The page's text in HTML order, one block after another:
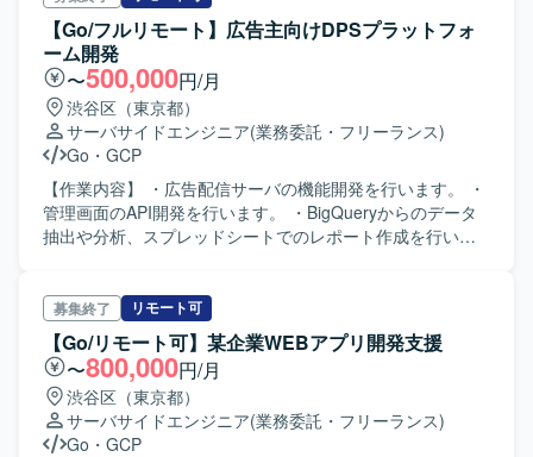
【Go/フルリモート】広告主向けDPSプラットフォ
ーム開発
〜500,000円/月
渋谷区（東京都）
サーバサイドエンジニア(業務委託・フリーランス)
Go ・ GCP
【作業内容】 ・広告配信サーバの機能開発を行います。 ・
管理画面のAPI開発を行います。 ・BigQueryからのデータ
抽出や分析、スプレッドシートでのレポート作成を行いま
や対応を行います。 ・社内向けAI活用ナレッジの共有を行
います。 【開発環境】 ・言語：Go ・バージョン管理：Git
・サーバー：GCP ・環境構築：Dockerを利用します。
募集終了 リモート可
【Go/リモート可】某企業WEBアプリ開発支援
〜800,000円/月
渋谷区（東京都）
サーバサイドエンジニア(業務委託・フリーランス)
Go ・ GCP